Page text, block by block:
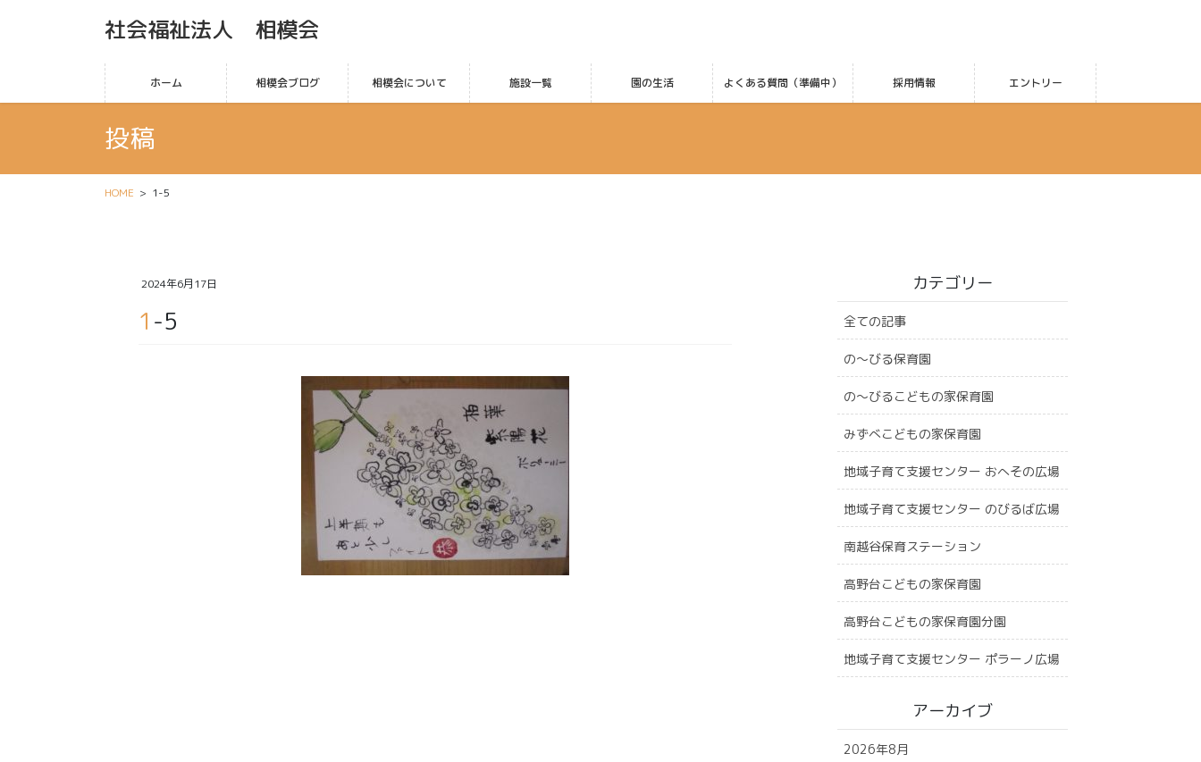
社会福祉法人 相模会
ホーム 相模会ブログ 相模会について 施設一覧 園の生活 よくある質問（準備中） 採用情報 エントリー
投稿
HOME 1-5
2024年6月17日
1-5
カテゴリー
全ての記事
の〜びる保育園
の〜びるこどもの家保育園
みずべこどもの家保育園
地域子育て支援センター おへその広場
地域子育て支援センター のびるば広場
南越谷保育ステーション
高野台こどもの家保育園
高野台こどもの家保育園分園
地域子育て支援センター ポラーノ広場
アーカイブ
2026年8月